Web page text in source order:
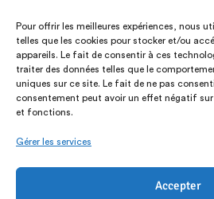
Pour offrir les meilleures expériences, nous
telles que les cookies pour stocker et/ou
appareils. Le fait de consentir à ces
traiter des données telles que le
uniques sur ce site. Le fait de ne pas
consentement peut avoir un effet négatif
et fonctions.
Gérer les services
Accepter
Préparations
Diffuseurs
Epices
Livres et cadeaux